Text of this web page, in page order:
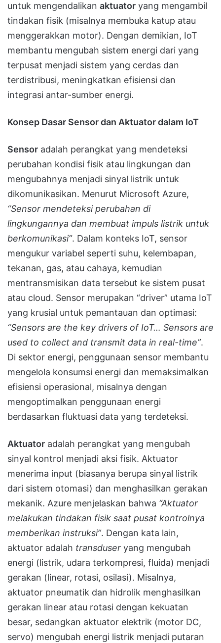
untuk mengendalikan aktuator yang mengambil
tindakan fisik (misalnya membuka katup atau
menggerakkan motor). Dengan demikian, IoT
membantu mengubah sistem energi dari yang
terpusat menjadi sistem yang cerdas dan
terdistribusi, meningkatkan efisiensi dan
integrasi antar-sumber energi.
Konsep Dasar Sensor dan Aktuator dalam IoT
Sensor adalah perangkat yang mendeteksi
perubahan kondisi fisik atau lingkungan dan
mengubahnya menjadi sinyal listrik untuk
dikomunikasikan. Menurut Microsoft Azure,
“Sensor mendeteksi perubahan di
lingkungannya dan membuat impuls listrik untuk
berkomunikasi”. Dalam konteks IoT, sensor
mengukur variabel seperti suhu, kelembapan,
tekanan, gas, atau cahaya, kemudian
mentransmisikan data tersebut ke sistem pusat
atau cloud. Sensor merupakan “driver” utama IoT
yang krusial untuk pemantauan dan optimasi:
“Sensors are the key drivers of IoT… Sensors are
used to collect and transmit data in real-time”.
Di sektor energi, penggunaan sensor membantu
mengelola konsumsi energi dan memaksimalkan
efisiensi operasional, misalnya dengan
mengoptimalkan penggunaan energi
berdasarkan fluktuasi data yang terdeteksi.
Aktuator adalah perangkat yang mengubah
sinyal kontrol menjadi aksi fisik. Aktuator
menerima input (biasanya berupa sinyal listrik
dari sistem otomasi) dan menghasilkan gerakan
mekanik. Azure menjelaskan bahwa “Aktuator
melakukan tindakan fisik saat pusat kontrolnya
memberikan instruksi”. Dengan kata lain,
aktuator adalah transduser yang mengubah
energi (listrik, udara terkompresi, fluida) menjadi
gerakan (linear, rotasi, osilasi). Misalnya,
aktuator pneumatik dan hidrolik menghasilkan
gerakan linear atau rotasi dengan kekuatan
besar, sedangkan aktuator elektrik (motor DC,
servo) mengubah energi listrik menjadi putaran